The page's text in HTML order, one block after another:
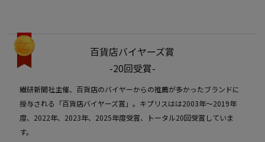
百貨店バイヤーズ賞
-20回受賞-
繊研新聞社主催、百貨店のバイヤーからの推薦が多かったブランドに
授与される「百貨店バイヤーズ賞」。キプリスはは2003年〜2019年
度、2022年、2023年、2025年度受賞、トータル20回受賞していま
す。